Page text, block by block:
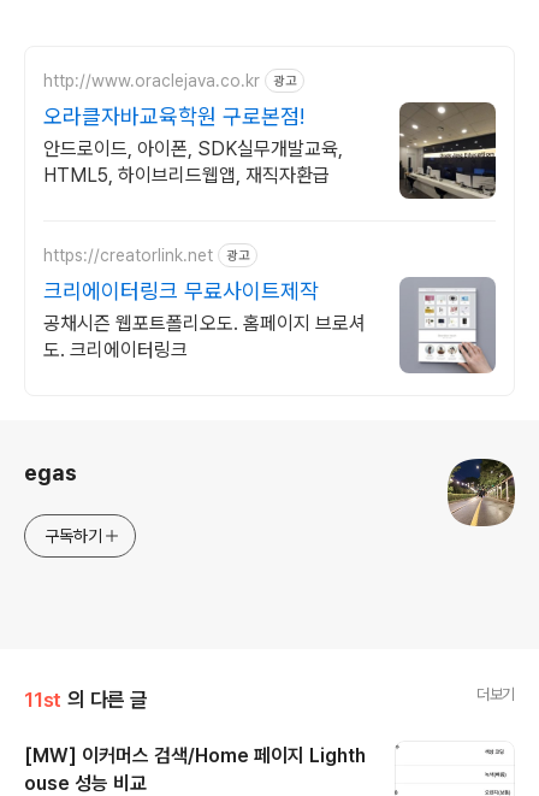
http://www.oraclejava.co.kr 광고
오라클자바교육학원 구로본점!
안드로이드, 아이폰, SDK실무개발교육,
HTML5, 하이브리드웹앱, 재직자환급
https://creatorlink.net 광고
크리에이터링크 무료사이트제작
공채시즌 웹포트폴리오도. 홈페이지 브로셔
도. 크리에이터링크
egas
구독하기
11st 의 다른 글 더보기
[MW] 이커머스 검색/Home 페이지 Lighth
ouse 성능 비교